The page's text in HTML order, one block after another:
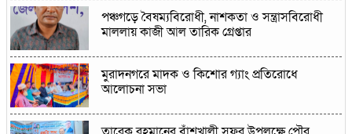
পঞ্চগড়ে বৈষম্যবিরোধী, নাশকতা ও সন্ত্রাসবিরোধী
মাললায় কাজী আল তারিক গ্রেপ্তার
মুরাদনগরে মাদক ও কিশোর গ্যাং প্রতিরোধে
আলোচনা সভা